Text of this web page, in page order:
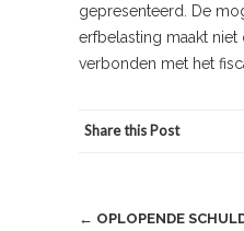
gepresenteerd. De
erfbelasting maakt
verbonden met het
Share this Post
Post
← OPLOPENDE